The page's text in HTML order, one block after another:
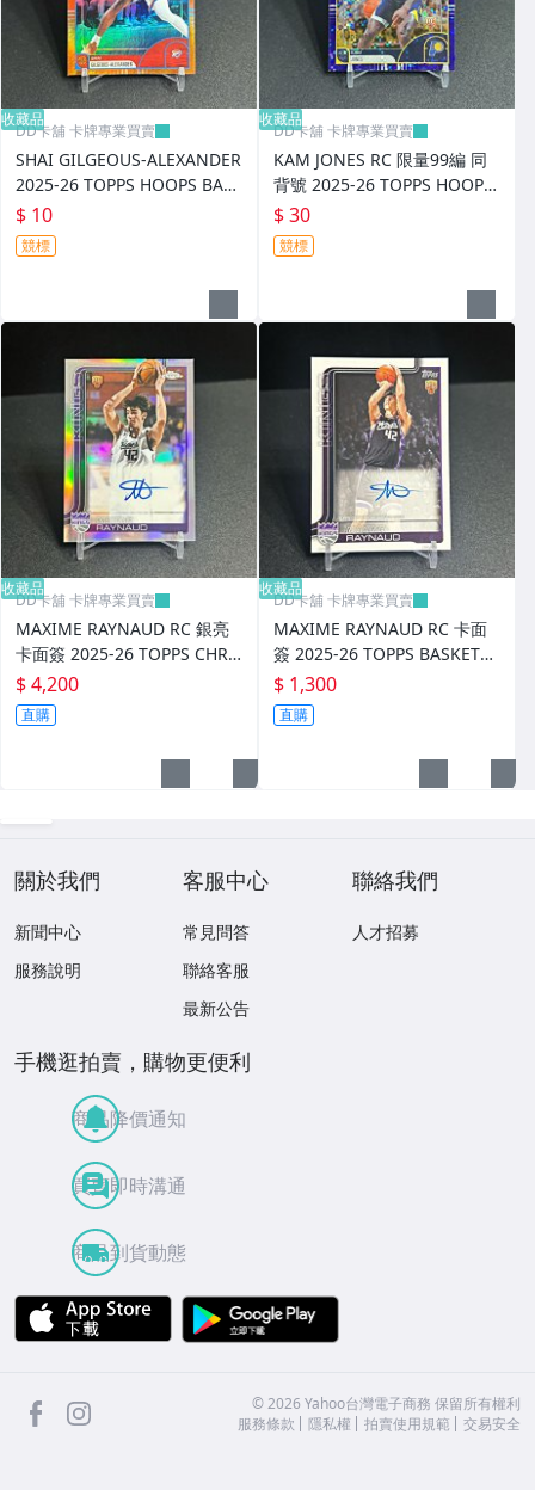
收藏品
DD卡舖 卡牌專業買賣
SHAI GILGEOUS-ALEXANDER
2025-26 TOPPS HOOPS BAS
KETBALL #152
$ 10
競標
收藏品
DD卡舖 卡牌專業買賣
KAM JONES RC 限量99編 同
背號 2025-26 TOPPS HOOPS
BASKETBALL #151
$ 30
競標
收藏品
DD卡舖 卡牌專業買賣
MAXIME RAYNAUD RC 銀亮
卡面簽 2025-26 TOPPS CHRO
ME BASKETBALL
$ 4,200
直購
收藏品
DD卡舖 卡牌專業買賣
MAXIME RAYNAUD RC 卡面
簽 2025-26 TOPPS BASKETB
ALL
$ 1,300
直購
關於我們
新聞中心
服務說明
客服中心
常見問答
聯絡客服
最新公告
聯絡我們
人才招募
手機逛拍賣，購物更便利
商品降價通知
買賣即時溝通
商品到貨動態
APP Store
facebook ©2026 Yahoo台灣電子商務 保留所有權利
服務條款
隱私權 拍賣使用規範 交易安全